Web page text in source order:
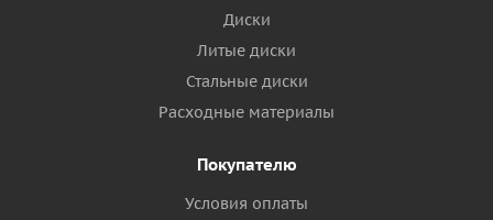
Диски
Литые диски
Стальные диски
Расходные материалы
Покупателю
Условия оплаты